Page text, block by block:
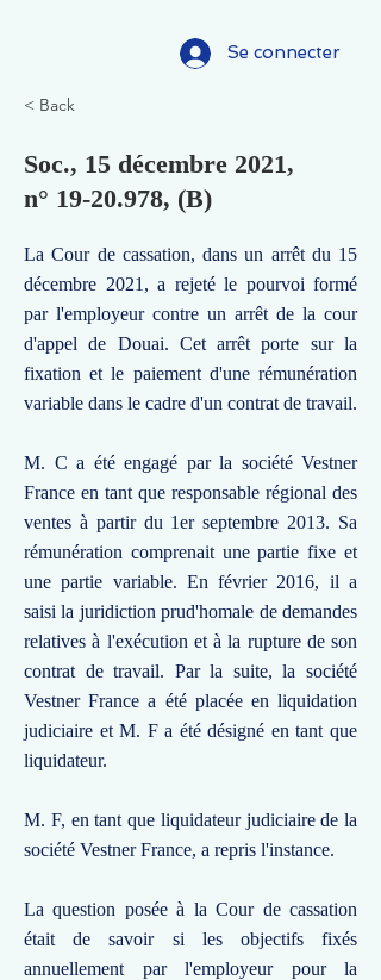
Se connecter
< Back
Soc., 15 décembre 2021,
n° 19-20.978, (B)
La Cour de cassation, dans un arrêt du 15
décembre 2021, a rejeté le pourvoi formé
par l'employeur contre un arrêt de la cour
d'appel de Douai. Cet arrêt porte sur la
fixation et le paiement d'une rémunération
variable dans le cadre d'un contrat de travail.
M. C a été engagé par la société Vestner
France en tant que responsable régional des
ventes à partir du 1er septembre 2013. Sa
rémunération comprenait une partie fixe et
une partie variable. En février 2016, il a
saisi la juridiction prud'homale de demandes
relatives à l'exécution et à la rupture de son
contrat de travail. Par la suite, la société
Vestner France a été placée en liquidation
judiciaire et M. F a été désigné en tant que
liquidateur.
M. F, en tant que liquidateur judiciaire de la
société Vestner France, a repris l'instance.
La question posée à la Cour de cassation
était de savoir si les objectifs fixés
annuellement par l'employeur pour la